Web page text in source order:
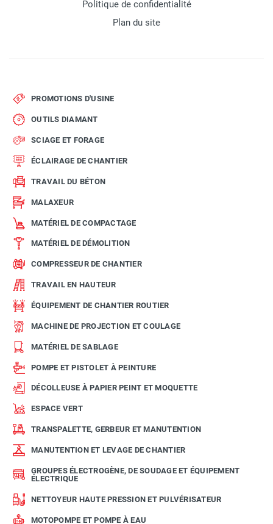
Politique de confidentialité
Plan du site
PROMOTIONS D'USINE
OUTILS DIAMANT
SCIAGE ET FORAGE
ÉCLAIRAGE DE CHANTIER
TRAVAIL DU BÉTON
MALAXEUR
MATÉRIEL DE COMPACTAGE
MATÉRIEL DE DÉMOLITION
COMPRESSEUR DE CHANTIER
TRAVAIL EN HAUTEUR
ÉQUIPEMENT DE CHANTIER ROUTIER
MACHINE DE PROJECTION ET COULAGE
MATÉRIEL DE SABLAGE
POMPE ET PISTOLET À PEINTURE
DÉCOLLEUSE À PAPIER PEINT ET MOQUETTE
ESPACE VERT
TRANSPALETTE, GERBEUR ET MANUTENTION
MANUTENTION ET LEVAGE DE CHANTIER
GROUPES ÉLECTROGÈNE, DE SOUDAGE ET ÉQUIPEMENT
ÉLECTRIQUE
NETTOYEUR HAUTE PRESSION ET PULVÉRISATEUR
MOTOPOMPE ET POMPE À EAU